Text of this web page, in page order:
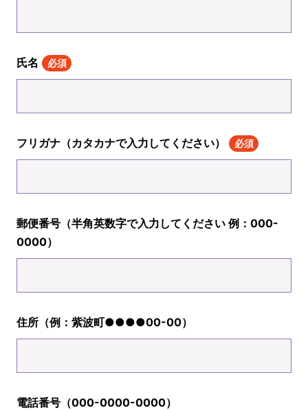
氏名 必須
フリガナ（カタカナで入力してください） 必須
郵便番号（半角英数字で入力してください 例：000-
0000）
住所（例：紫波町●●●●00-00）
電話番号（000-0000-0000）